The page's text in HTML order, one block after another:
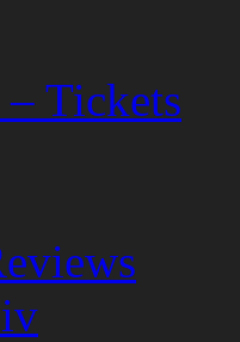
Tickets